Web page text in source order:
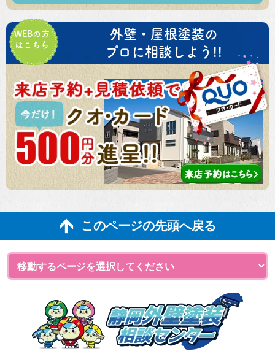
WEBの方
はこちら
外壁・屋根塗装の
プロに相談しよう!!
このページの先頭へ戻る